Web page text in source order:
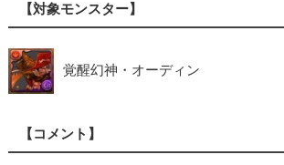
【対象モンスター】
覚醒幻神・オーディン
【コメント】